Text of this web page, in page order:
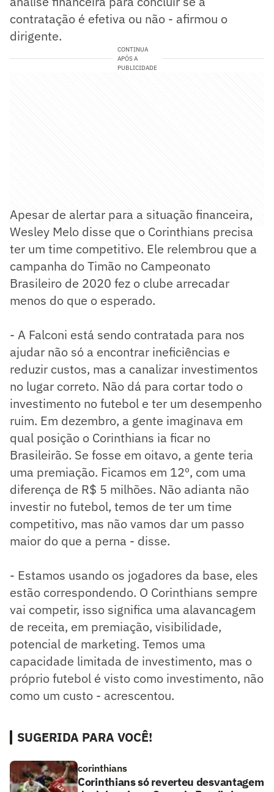
contratação é efetiva ou não - afirmou o
dirigente.
CONTINUA
APÓS A
PUBLICIDADE
Apesar de alertar para a situação financeira,
Wesley Melo disse que o Corinthians precisa
ter um time competitivo. Ele relembrou que a
campanha do Timão no Campeonato
Brasileiro de 2020 fez o clube arrecadar
menos do que o esperado.
- A Falconi está sendo contratada para nos
ajudar não só a encontrar ineficiências e
reduzir custos, mas a canalizar investimentos
no lugar correto. Não dá para cortar todo o
investimento no futebol e ter um desempenho
ruim. Em dezembro, a gente imaginava em
qual posição o Corinthians ia ficar no
Brasileirão. Se fosse em oitavo, a gente teria
uma premiação. Ficamos em 12º, com uma
diferença de R$ 5 milhões. Não adianta não
investir no futebol, temos de ter um time
competitivo, mas não vamos dar um passo
maior do que a perna - disse.
- Estamos usando os jogadores da base, eles
estão correspondendo. O Corinthians sempre
vai competir, isso significa uma alavancagem
de receita, em premiação, visibilidade,
potencial de marketing. Temos uma
capacidade limitada de investimento, mas o
próprio futebol é visto como investimento, não
como um custo - acrescentou.
SUGERIDA PARA VOCÊ!
corinthians
Corinthians só reverteu desvantagem